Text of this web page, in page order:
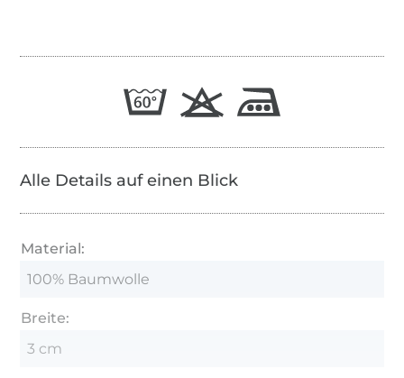
Alle Details auf einen Blick
Material:
100% Baumwolle
Breite:
3 cm